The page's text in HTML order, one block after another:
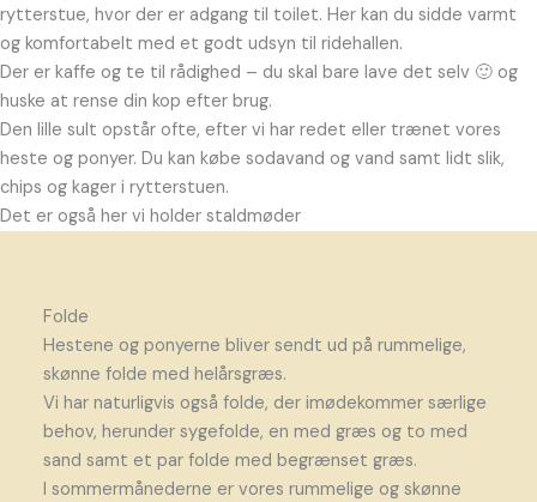
rytterstue, hvor der er adgang til toilet. Her kan du sidde varmt
og komfortabelt med et godt udsyn til ridehallen.
Der er kaffe og te til rådighed – du skal bare lave det selv 🙂 og
huske at rense din kop efter brug.
Den lille sult opstår ofte, efter vi har redet eller trænet vores
heste og ponyer. Du kan købe sodavand og vand samt lidt slik,
chips og kager i rytterstuen.
Det er også her vi holder staldmøder
Folde
Hestene og ponyerne bliver sendt ud på rummelige,
skønne folde med helårsgræs.
Vi har naturligvis også folde, der imødekommer særlige
behov, herunder sygefolde, en med græs og to med
sand samt et par folde med begrænset græs.
I sommermånederne er vores rummelige og skønne